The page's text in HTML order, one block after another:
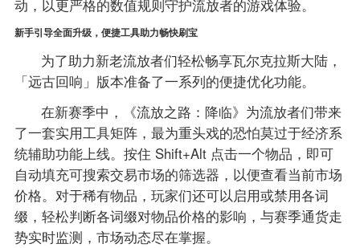
动，以更严格的数值规则守护流放者的游戏体验。
新手引导全面升级，便捷工具助力畅快刷宝
为了助力新老流放者们轻松畅享瓦尔克拉斯大陆，
「远古回响」版本准备了一系列的便捷优化功能。
在新赛季中，《流放之路：降临》为流放者们带来
了一套实用工具矩阵，最为重头戏的恐怕莫过于经济系
统辅助功能上线。按住 Shift+Alt 点击一个物品，即可
自动填充可搜索交易市场的筛选器，以便查看当前市场
价格。对于稀有物品，玩家们还可以启用或禁用各词
缀，轻松判断各词缀对物品价格的影响，与赛季通货走
势实时监测，市场动态尽在掌握。